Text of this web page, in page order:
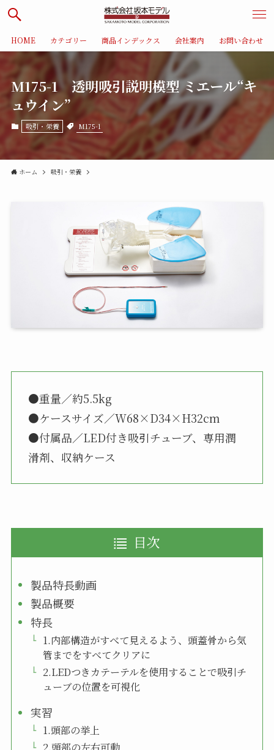
HOME カテゴリー 商品インデックス 会社案内 お問い合わせ
M175-1 透明吸引説明模型 ミエール“キ
ュウイン”
吸引・栄養 M175-1
ホーム 吸引・栄養
●重量／約5.5kg
●ケースサイズ／W68×D34×H32cm
●付属品／LED付き吸引チューブ、専用潤
滑剤、収納ケース
目次
製品特長動画
製品概要
特長
1.内部構造がすべて見えるよう、頭蓋骨から気
管までをすべてクリアに
2.LEDつきカテーテルを使用することで吸引チ
ューブの位置を可視化
実習
1.頭部の挙上
2.頭部の左右可動